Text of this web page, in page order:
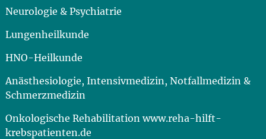
Neurologie & Psychiatrie
Lungenheilkunde
HNO-Heilkunde
Anästhesiologie, Intensivmedizin, Notfallmedizin &
Schmerzmedizin
Onkologische Rehabilitation www.reha-hilft-
krebspatienten.de